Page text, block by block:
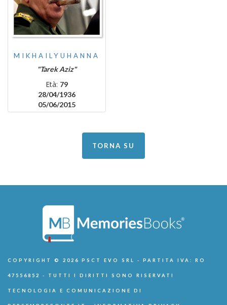
MIKHAILYUHANNA
"Tarek Aziz"
Età: 79
28/04/1936
05/06/2015
TORNA SU
COPYRIGHT © 2026 PSCT EVO SRL - PARTITA IVA: RO
47556852 - TUTTI I DIRITTI SONO RISERVATI
TECNOLOGIA E COMUNICAZIONE DI